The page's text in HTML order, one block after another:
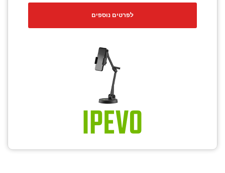
Fiber Optic
AV over IP
Photo Printers
לפרטים נוספים